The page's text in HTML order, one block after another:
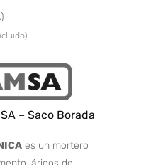
– Saco Borada
es un mortero